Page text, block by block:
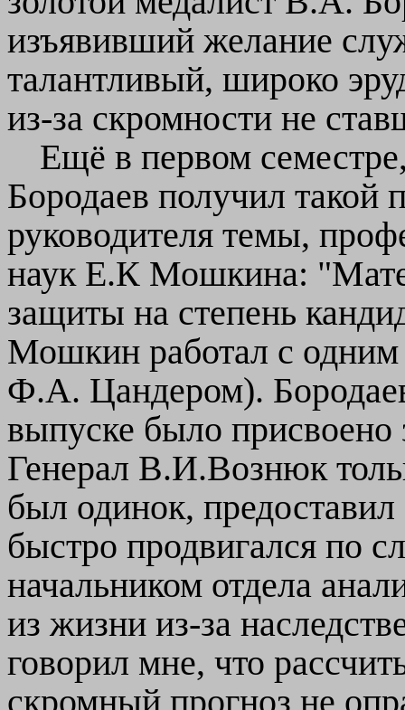
изъявивший желание
талантливый, широко
из-за скромности не
Ещё в первом
Бородаев получил такой
руководителя темы,
наук Е.К Мошкина:
защиты на степень
Мошкин работал с одним
Ф.А. Цандером).
выпуске было присвоено
Генерал В.И.Вознюк
был одинок,
быстро продвигался по
начальником отдела
из жизни из-за
говорил мне, что
скромный прогноз не